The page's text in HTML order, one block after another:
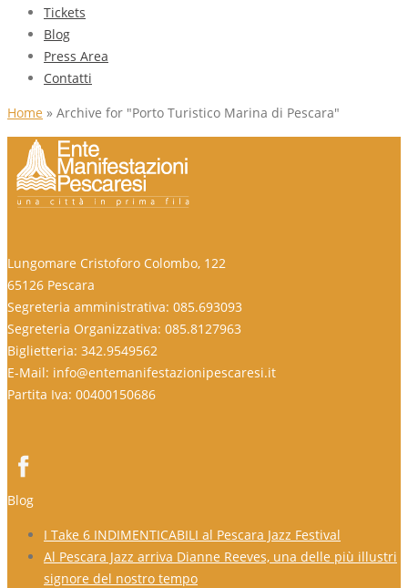
Tickets
Blog
Press Area
Contatti
Home » Archive for "Porto Turistico Marina di Pescara"
Lungomare Cristoforo Colombo, 122
65126 Pescara
Segreteria amministrativa: 085.693093
Segreteria Organizzativa: 085.8127963
Biglietteria: 342.9549562
E-Mail: info@entemanifestazionipescaresi.it
Partita Iva: 00400150686
Blog
I Take 6 INDIMENTICABILI al Pescara Jazz Festival
Al Pescara Jazz arriva Dianne Reeves, una delle più illustri
signore del nostro tempo